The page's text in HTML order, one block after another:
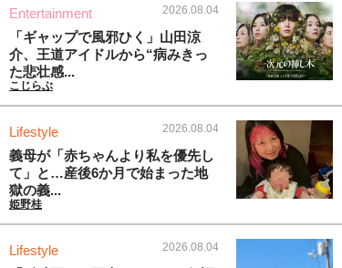
Entertainment 2026.08.04
「ギャップで風邪ひく」山田涼
介、王道アイドルから“病みきっ
た悲壮感...
こじらぶ
Lifestyle 2026.08.04
義母が「赤ちゃんより私を優先し
て」と…産後6か月で始まった地
獄の義...
姫野桂
Lifestyle 2026.08.04